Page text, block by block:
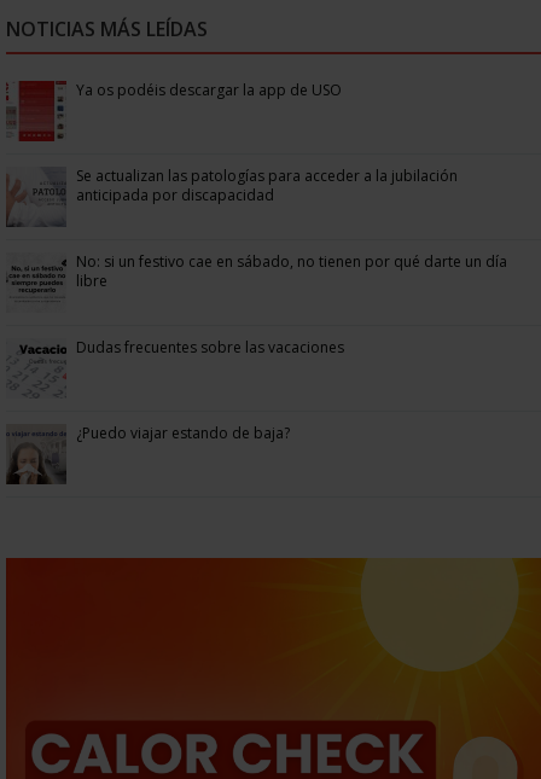
NOTICIAS MÁS LEÍDAS
Ya os podéis descargar la app de USO
Se actualizan las patologías para acceder a la jubilación
anticipada por discapacidad
No: si un festivo cae en sábado, no tienen por qué darte un día
libre
Dudas frecuentes sobre las vacaciones
¿Puedo viajar estando de baja?